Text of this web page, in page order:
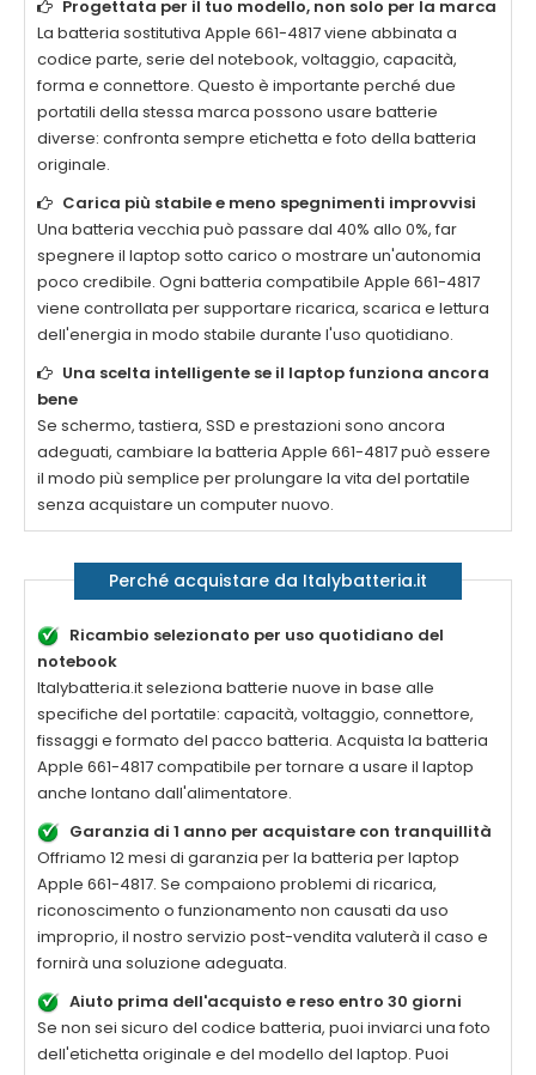
Progettata per il tuo modello, non solo per la marca
La batteria sostitutiva Apple 661-4817viene abbinata a
codice parte, serie del notebook, voltaggio, capacità,
forma e connettore. Questo è importante perché due
portatili della stessa marca possono usare batterie
diverse: confronta sempre etichetta e foto della batteria
originale.
Carica più stabile e meno spegnimenti improvvisi
Una batteria vecchia può passare dal 40% allo 0%, far
spegnere il laptop sotto carico o mostrare un'autonomia
poco credibile. Ogni batteria compatibile Apple 661-4817
viene controllata per supportare ricarica, scarica e lettura
dell'energia in modo stabile durante l'uso quotidiano.
Una scelta intelligente se il laptop funziona ancora
bene
Se schermo, tastiera, SSD e prestazioni sono ancora
adeguati, cambiare la batteria Apple 661-4817può essere
il modo più semplice per prolungare la vita del portatile
senza acquistare un computer nuovo.
Perché acquistare da Italybatteria.it
Ricambio selezionato per uso quotidiano del
notebook
Italybatteria.it seleziona batterie nuove in base alle
specifiche del portatile: capacità, voltaggio, connettore,
fissaggi e formato del pacco batteria. Acquista la batteria
Apple 661-4817 compatibile per tornare a usare il laptop
anche lontano dall'alimentatore.
Garanzia di 1 anno per acquistare con tranquillità
Offriamo 12 mesi di garanzia per la batteria per laptop
Apple 661-4817. Se compaiono problemi di ricarica,
riconoscimento o funzionamento non causati da uso
improprio, il nostro servizio post-vendita valuterà il caso e
fornirà una soluzione adeguata.
Aiuto prima dell'acquisto e reso entro 30 giorni
Se non sei sicuro del codice batteria, puoi inviarci una foto
dell'etichetta originale e del modello del laptop. Puoi